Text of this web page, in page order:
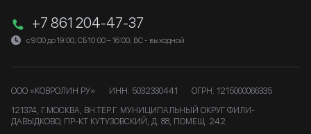
+7 861 204-47-37
с 9:00 до 19:00, СБ 10:00 – 16:00, ВС - выходной
ООО «КОВРОЛИН РУ» ИНН: 5032330441
ОГРН: 1215000066335
121374, Г.МОСКВА, ВН.ТЕР.Г. МУНИЦИПАЛЬНЫЙ ОКРУГ ФИЛИ-
ДАВЫДКОВО, ПР-КТ КУТУЗОВСКИЙ, Д. 88, ПОМЕЩ. 242